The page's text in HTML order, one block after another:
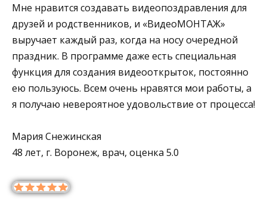
Мне нравится создавать видеопоздравления для
друзей и родственников, и «ВидеоМОНТАЖ»
выручает каждый раз, когда на носу очередной
праздник. В программе даже есть специальная
функция для создания видеооткрыток, постоянно
ею пользуюсь. Всем очень нравятся мои работы, а
я получаю невероятное удовольствие от процесса!
Мария Снежинская
48 лет, г. Воронеж, врач, оценка 5.0